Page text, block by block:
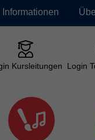
Informationen
Kursleitungen Login